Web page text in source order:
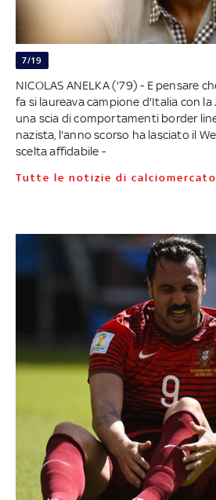
7/19
NICOLAS ANELKA ('79) - E pensare
fa si laureava campione d'Italia con
una scia di comportamenti border
nazista, l'anno scorso ha lasciato il
scelta affidabile -
Tutte le notizie di calciomercato